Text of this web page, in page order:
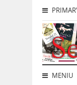
MENIU